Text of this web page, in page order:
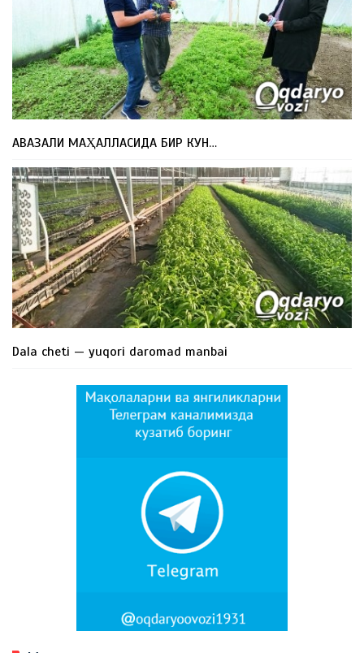
АВАЗАЛИ МАҲАЛЛАСИДА БИР КУН…
Dala cheti — yuqori daromad manbai